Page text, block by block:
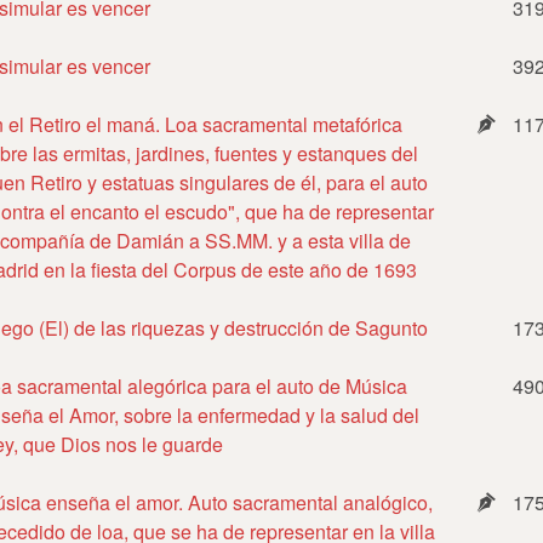
es vencer
es vencer
el Retiro el maná. Loa sacramental metafórica
las ermitas, jardines, fuentes y estanques del
Retiro y estatuas singulares de él, para el auto
el encanto el escudo", que ha de representar
de Damián a SS.MM. y a esta villa de
en la fiesta del Corpus de este año de 1693
(El) de las riquezas y destrucción de Sagunto
sacramental alegórica para el auto de Música
el Amor, sobre la enfermedad y la salud del
que Dios nos le guarde
enseña el amor. Auto sacramental analógico,
de loa, que se ha de representar en la villa